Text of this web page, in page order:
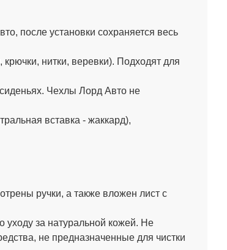
после установки сохраняется весь
нитки, веревки). Подходят для
Чехлы Лорд Авто не
вставка - жаккард),
ручки, а также вложен лист с
уходу за натуральной кожей. Не
не предназначенные для чистки